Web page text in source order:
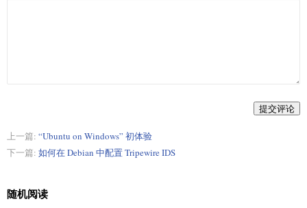
提交评论
上一篇: “Ubuntu on Windows” 初体验
下一篇: 如何在 Debian 中配置 Tripewire IDS
随机阅读